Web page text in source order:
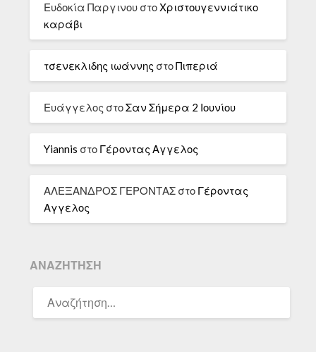
Ευδοκία Παργινου στοΧριστουγεννιάτικο
καράβι
τσενεκλιδης ιωάννης στοΠιπεριά
Ευάγγελος στοΣαν Σήμερα 2 Ιουνίου
Yiannis στο Γέροντας Αγγελος
ΑΛΕΞΑΝΔΡΟΣ ΓΕΡΟΝΤΑΣ στο Γέροντας
Αγγελος
ΑΝΑΖΉΤΗΣΗ
ΓΙΑ: